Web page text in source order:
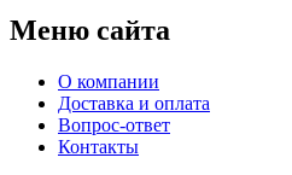
Меню сайта
О компании
Доставка и оплата
Вопрос-ответ
Контакты